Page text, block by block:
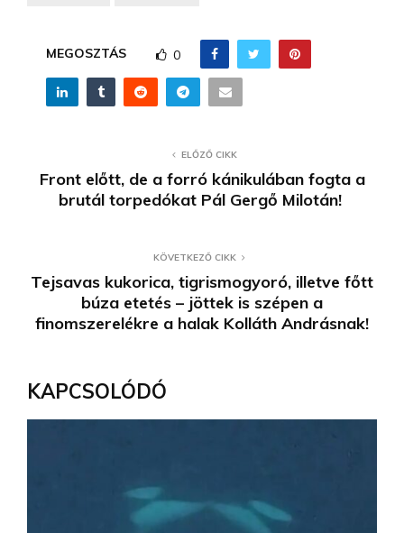
MEGOSZTÁS 0
ELŐZŐ CIKK
Front előtt, de a forró kánikulában fogta a
brutál torpedókat Pál Gergő Milotán!
KÖVETKEZŐ CIKK
Tejsavas kukorica, tigrismogyoró, illetve főtt
búza etetés – jöttek is szépen a
finomszerelékre a halak Kolláth Andrásnak!
KAPCSOLÓDÓ